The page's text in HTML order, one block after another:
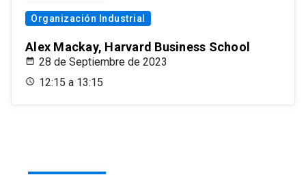
Organización Industrial
Alex Mackay, Harvard Business School
28 de Septiembre de 2023
12:15 a 13:15